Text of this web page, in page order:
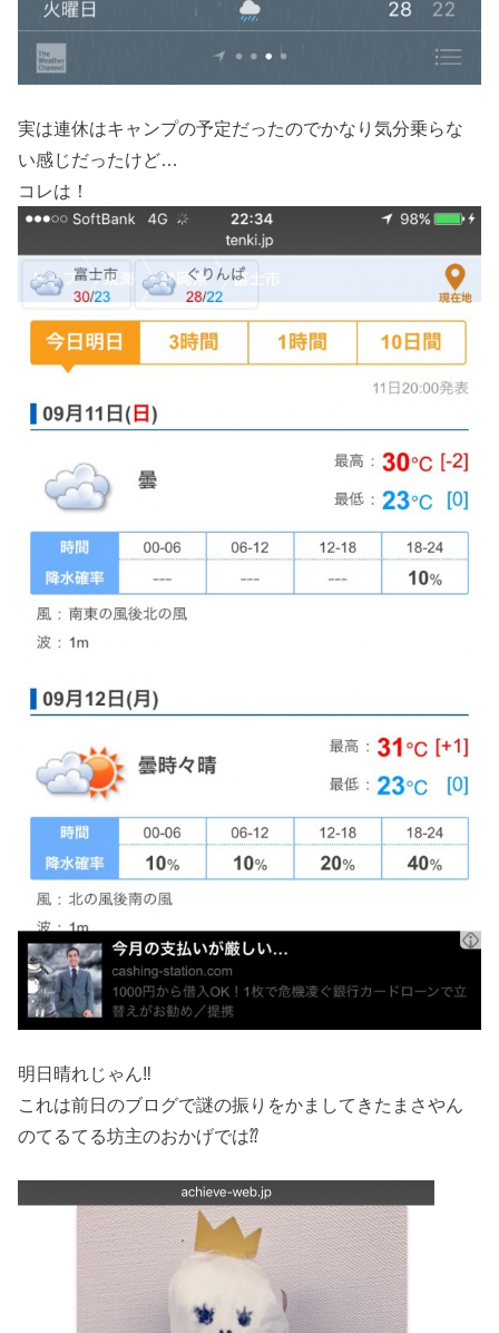
実は連休はキャンプの予定だったのでかなり気分乗らな
い感じだったけど…
コレは！
明日晴れじゃん‼︎
これは前日のブログで謎の振りをかましてきたまさやん
のてるてる坊主のおかげでは⁇